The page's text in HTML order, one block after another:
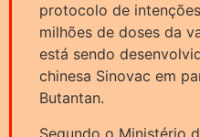
protocolo de
milhões de doses da
está sendo
chinesa Sinovac em
Butantan.
Segundo o Ministério